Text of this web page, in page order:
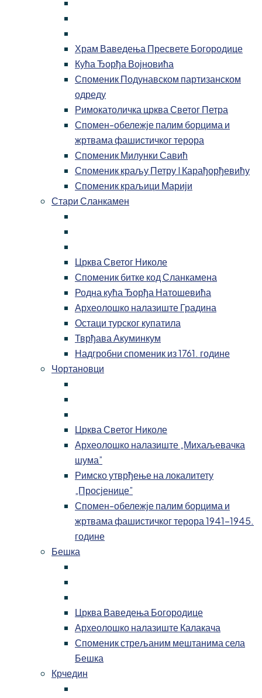
Храм Ваведења Пресвете Богородице
Кућа Ђорђа Војновића
Споменик Подунавском партизанском
одреду
Римокатоличка црква Светог Петра
Спомен-обележје палим борцима и
жртвама фашистичког терора
Споменик Милунки Савић
Споменик краљу Петру I Карађорђевићу
Споменик краљици Марији
Стари Сланкамен
Црква Светог Николе
Споменик битке код Сланкамена
Родна кућа Ђорђа Натошевића
Археолошко налазиште Градина
Остаци турског купатила
Тврђава Акуминкум
Надгробни споменик из 1761. године
Чортановци
Црква Светог Николе
Археолошко налазиште „Михаљевачка
шума”
Римско утврђење на локалитету
„Просјенице”
Спомен-обележје палим борцима и
жртвама фашистичког терора 1941-1945.
године
Бешка
Црква Ваведења Богородице
Археолошко налазиште Калакача
Споменик стрељаним мештанима села
Бешка
Крчедин